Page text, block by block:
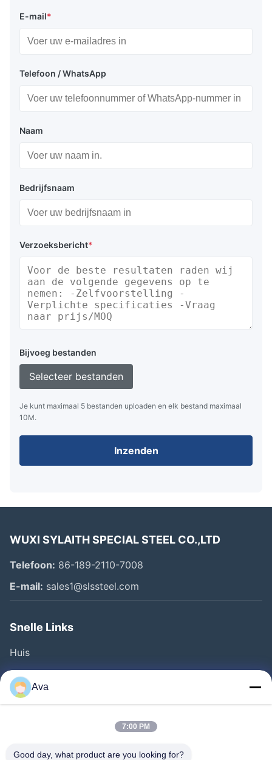
E-mail*
Telefoon / WhatsApp
Naam
Bedrijfsnaam
Verzoeksbericht*
Bijvoeg bestanden
Selecteer bestanden
Je kunt maximaal 5 bestanden uploaden en elk bestand maximaal
10M.
Inzenden
WUXI SYLAITH SPECIAL STEEL CO.,LTD
Telefoon: 86-189-2110-7008
E-mail: sales1@slssteel.com
Snelle Links
Huis
Producten
Video's
Ava
7:00 PM
Good day, what product are you looking for?